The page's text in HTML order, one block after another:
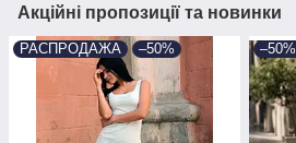
Акційні пропозиції та новинки
РАСПРОДАЖА –50% –50%